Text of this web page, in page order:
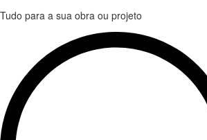
Tudo para a sua obra ou projeto